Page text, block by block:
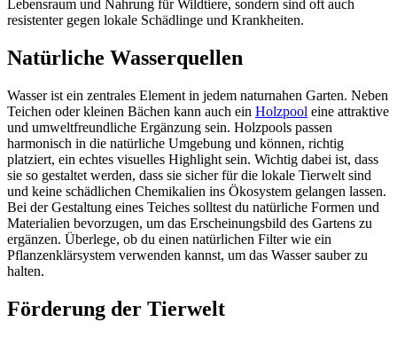
Lebensraum und Nahrung für Wildtiere, sondern sind oft auch
resistenter gegen lokale Schädlinge und Krankheiten.
Natürliche Wasserquellen
Wasser ist ein zentrales Element in jedem naturnahen Garten. Neben
Teichen oder kleinen Bächen kann auch ein Holzpool eine attraktive
und umweltfreundliche Ergänzung sein. Holzpools passen
harmonisch in die natürliche Umgebung und können, richtig
platziert, ein echtes visuelles Highlight sein. Wichtig dabei ist, dass
sie so gestaltet werden, dass sie sicher für die lokale Tierwelt sind
und keine schädlichen Chemikalien ins Ökosystem gelangen lassen.
Bei der Gestaltung eines Teiches solltest du natürliche Formen und
Materialien bevorzugen, um das Erscheinungsbild des Gartens zu
ergänzen. Überlege, ob du einen natürlichen Filter wie ein
Pflanzenklärsystem verwenden kannst, um das Wasser sauber zu
halten.
Förderung der Tierwelt